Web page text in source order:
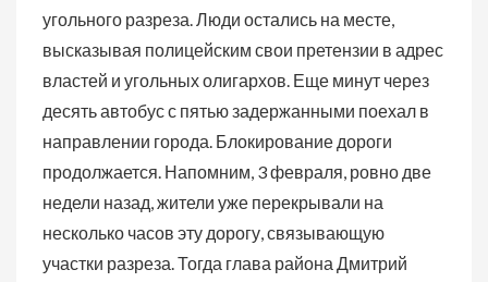
угольного разреза. Люди остались на месте,
высказывая полицейским свои претензии в адрес
властей и угольных олигархов. Еще минут через
десять автобус с пятью задержанными поехал в
направлении города. Блокирование дороги
продолжается. Напомним, 3 февраля, ровно две
недели назад, жители уже перекрывали на
несколько часов эту дорогу, связывающую
участки разреза. Тогда глава района Дмитрий